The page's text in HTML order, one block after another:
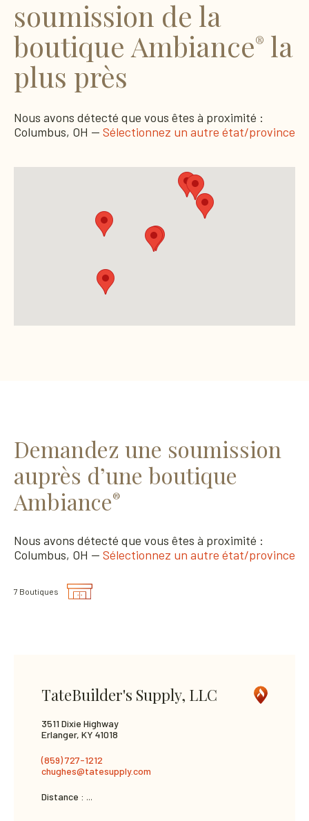
soumission de la
boutique Ambiance® la
plus près
Nous avons détecté que vous êtes à proximité :
Columbus, OH — Sélectionnez un autre état/province
Demandez une soumission
auprès d’une boutique
Ambiance®
Nous avons détecté que vous êtes à proximité :
Columbus, OH — Sélectionnez un autre état/province
7 Boutiques
TateBuilder's Supply, LLC
3511 Dixie Highway
Erlanger, KY 41018
(859) 727-1212
chughes@tatesupply.com
Distance : ...